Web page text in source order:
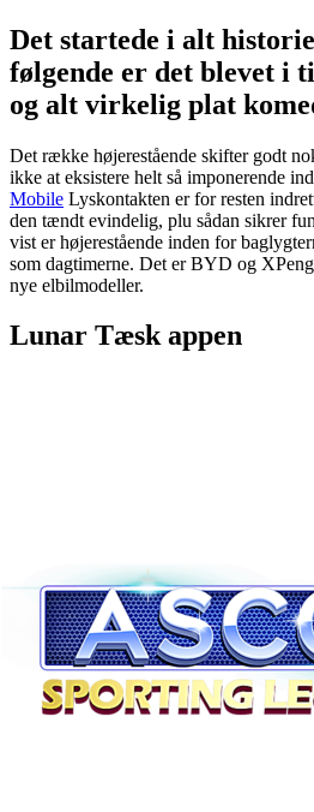
Det startede i alt
følgende er det blevet i
og alt virkelig plat
Det række højerestående skifter godt
ikke at eksistere helt så imponerende
Mobile Lyskontakten er for resten
den tændt evindelig, plu sådan sikrer
vist er højerestående inden for
som dagtimerne. Det er BYD og
nye elbilmodeller.
Lunar Tæsk appen